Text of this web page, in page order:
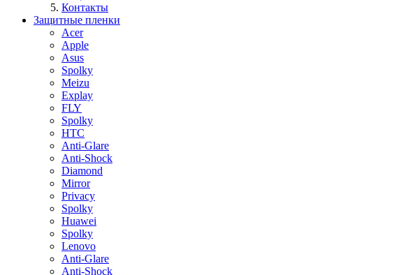
Контакты
Защитные пленки
Acer
Apple
Asus
Spolky
Meizu
Explay
FLY
Spolky
HTC
Anti-Glare
Anti-Shock
Diamond
Mirror
Privacy
Spolky
Huawei
Spolky
Lenovo
Anti-Glare
Anti-Shock